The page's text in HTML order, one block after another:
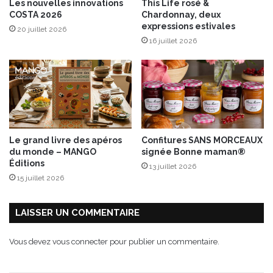
a
d
t
ï
a
u
p
o
e
t
u
Les nouvelles innovations
COSTA 2026
20 juillet 2026
This Life rosé &
Chardonnay, deux
expressions estivales
16 juillet 2026
Le grand livre des apéros
du monde – MANGO
Éditions
15 juillet 2026
Confitures SANS MORCEAUX
signée Bonne maman®
13 juillet 2026
LAISSER UN COMMENTAIRE
Vous devez vous connecter pour publier un commentaire.